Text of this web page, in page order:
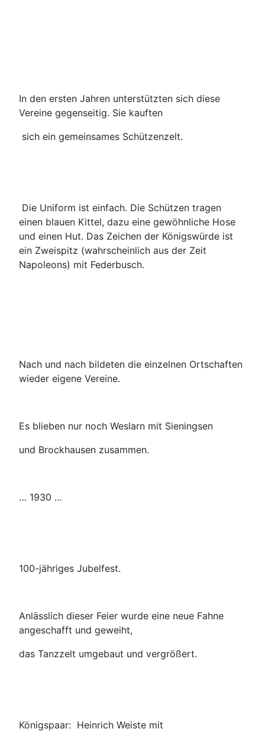
In den ersten Jahren unterstützten sich diese
Vereine gegenseitig. Sie kauften
sich ein gemeinsames Schützenzelt.
Die Uniform ist einfach. Die Schützen tragen
einen blauen Kittel, dazu eine gewöhnliche Hose
und einen Hut. Das Zeichen der Königswürde ist
ein Zweispitz (wahrscheinlich aus der Zeit
Napoleons) mit Federbusch.
Nach und nach bildeten die einzelnen Ortschaften
wieder eigene Vereine.
Es blieben nur noch Weslarn mit Sieningsen
und Brockhausen zusammen.
… 1930 …
100-jähriges Jubelfest.
Anlässlich dieser Feier wurde eine neue Fahne
angeschafft und geweiht,
das Tanzzelt umgebaut und vergrößert.
Königspaar: Heinrich Weiste mit